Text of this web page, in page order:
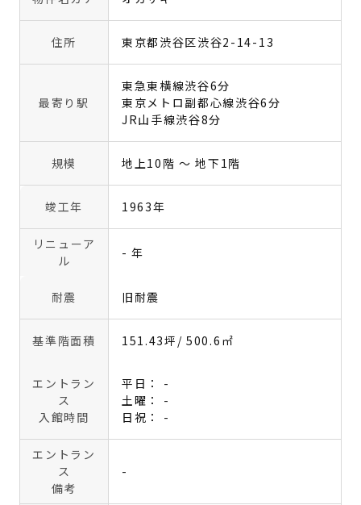
住所 東京都渋谷区渋谷2-14-13
最寄り駅
東急東横線渋谷6分
東京メトロ副都心線渋谷6分
JR山手線渋谷8分
規模 地上10階 〜 地下1階
竣工年 1963年
リニューア
ル
- 年
耐震 旧耐震
基準階面積 151.43坪 / 500.6㎡
エントラン
ス
入館時間
平日： -
土曜： -
日祝： -
エントラン
ス
備考
-